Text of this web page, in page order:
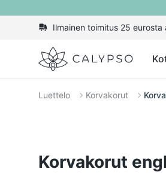
Ilmainen toimitus 25 eurosta
Calypso
Luettelo Korvakorut
Korvakorut